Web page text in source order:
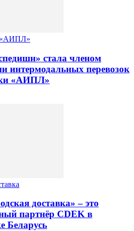
«АИПЛ»
стала членом
интермодальных перевозок
«АИПЛ»
доставка» – это
партнёр CDEK в
Беларусь